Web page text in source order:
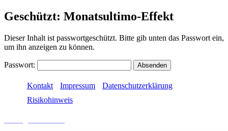
Geschützt: Monatsultimo-Effekt
Dieser Inhalt ist passwortgeschützt. Bitte gib unten das Passwort ein,
um ihn anzeigen zu können.
Passwort:
Kontakt Impressum
Datenschutzerklärung
Risikohinweis